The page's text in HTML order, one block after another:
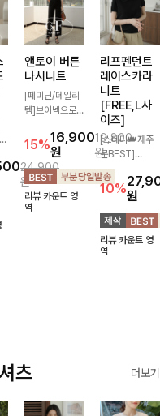
24,900
원
앤토이 버튼
나시니트
[페미닌/데일리
템]브이넥으로
베이직한 디자인
의이너로 단독으
로도 언제나 만
능 아이템!산뜻
한 여름, 시원하
게 보내요 :) ♡
15%16,900
원
19,800
원
리뷰 카운트 영
역
리프펜던트
레이스카라
니트
[FREE,L사
이즈]
[스테디👑재주
문BEST]
사랑스러움 가득
담은 카라 니트
에 펜던트 포인
트까지 톡-톡 얼
굴을 밝혀주는
컬러와 함께 해
요-
10%원
리뷰 카운트 영
역
츠 더보기